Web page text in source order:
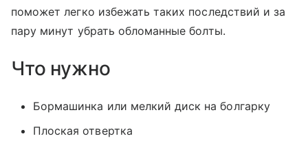
поможет легко избежать таких последствий и за
пару минут убрать обломанные болты.
Что нужно
Бормашинка или мелкий диск на болгарку
Плоская отвертка